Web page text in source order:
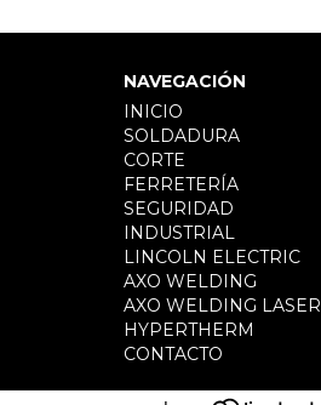
NAVEGACIÓN
INICIO
SOLDADURA
CORTE
FERRETERÍA
SEGURIDAD
INDUSTRIAL
LINCOLN ELECTRIC
AXO WELDING
AXO WELDING LASER
HYPERTHERM
CONTACTO